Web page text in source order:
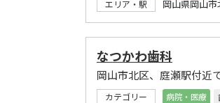
エリア・駅
岡山県岡山
なつかわ歯科
岡山市北区、庭瀬駅付近
カテゴリー 病院・医療